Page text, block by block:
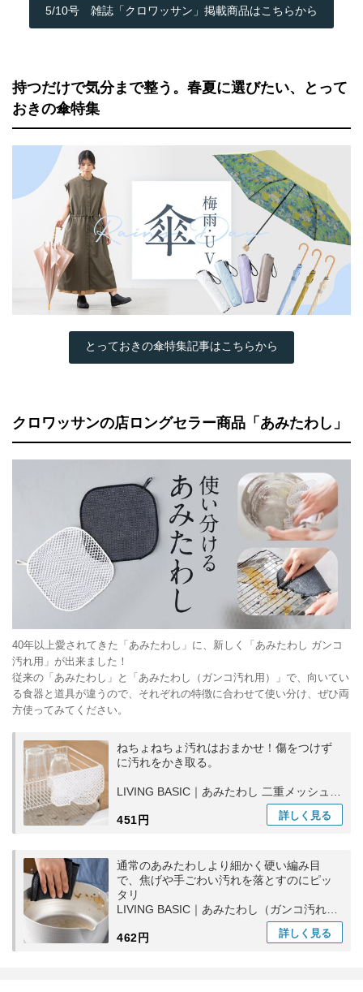
5/10号 雑誌「クロワッサン」掲載商品はこちらから
持つだけで気分まで整う。春夏に選びたい、とって
おきの傘特集
とっておきの傘特集記事はこちらから
クロワッサンの店ロングセラー商品「あみたわし」
40年以上愛されてきた「あみたわし」に、新しく「あみたわし ガンコ
汚れ用」が出来ました！
従来の「あみたわし」と「あみたわし（ガンコ汚れ用）」で、向いてい
る食器と道具が違うので、それぞれの特徴に合わせて使い分け、ぜひ両
方使ってみてください。
ねちょねちょ汚れはおまかせ！傷をつけず
に汚れをかき取る。
LIVING BASIC｜あみたわし 二重メッシュ
紐付き キッチン用品 洗い物 食器洗い 日本
製
451円 詳しく 見る
通常のあみたわしより細かく硬い編み目
で、焦げや手ごわい汚れを落とすのにピッ
タリ
LIVING BASIC｜あみたわし（ガンコ汚れ
用）台所用日 食器洗い ギフト
462円
詳しく 見る